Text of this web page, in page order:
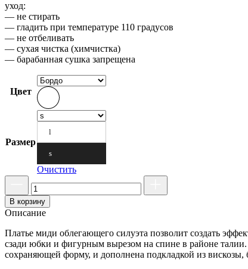
уход:
— не стирать
— гладить при температуре 110 градусов
— не отбеливать
— сухая чистка (химчистка)
— барабанная сушка запрещена
Цвет
Размер
l
s
Очистить
В корзину
Описание
Платье миди облегающего силуэта позволит создать
сзади юбки и фигурным вырезом на спине в районе
сохраняющей форму, и дополнена подкладкой из вискозы,